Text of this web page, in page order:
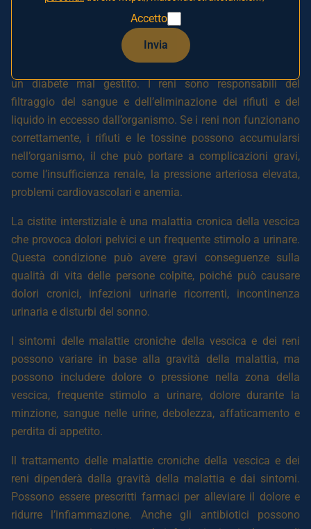
La malattia renale cronica è una malattia che si sviluppa
progressivamente nel corso di diversi anni. È generalmente
causata da un’ipertensione arteriosa non controllata o da
un diabete mal gestito. I reni sono responsabili del
filtraggio del sangue e dell’eliminazione dei rifiuti e del
liquido in eccesso dall’organismo. Se i reni non funzionano
correttamente, i rifiuti e le tossine possono accumularsi
nell’organismo, il che può portare a complicazioni gravi,
come l’insufficienza renale, la pressione arteriosa elevata,
problemi cardiovascolari e anemia.
La cistite interstiziale è una malattia cronica della vescica
che provoca dolori pelvici e un frequente stimolo a urinare.
Questa condizione può avere gravi conseguenze sulla
qualità di vita delle persone colpite, poiché può causare
dolori cronici, infezioni urinarie ricorrenti, incontinenza
urinaria e disturbi del sonno.
I sintomi delle malattie croniche della vescica e dei reni
possono variare in base alla gravità della malattia, ma
possono includere dolore o pressione nella zona della
vescica, frequente stimolo a urinare, dolore durante la
minzione, sangue nelle urine, debolezza, affaticamento e
perdita di appetito.
Il trattamento delle malattie croniche della vescica e dei
reni dipenderà dalla gravità della malattia e dai sintomi.
Possono essere prescritti farmaci per alleviare il dolore e
ridurre l’infiammazione. Anche gli antibiotici possono
Accetto
Invia